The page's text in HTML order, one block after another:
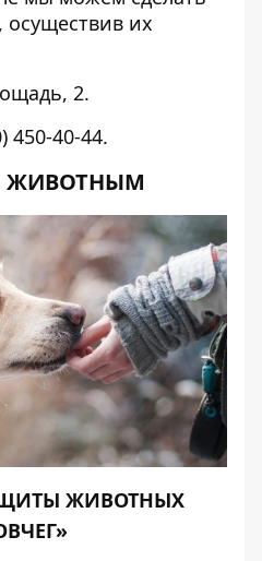
осуществив их
2.
450-40-44.
ЖИВОТНЫХ